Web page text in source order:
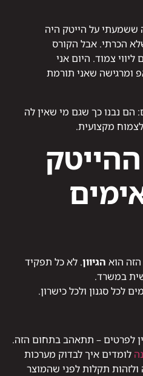
על הייטק היה
הכרתי. אבל הקורס
צמוד. היום אני
ומרגישה שאני תורמת
הם נבנו כך שגם מי שאין לה
מקצועית.
הוא הגיוון. לא כל תפקיד
במשרד.
סגנון ולכל כישרון.
לפרטים – תתאהב בתחום הזה.
לומדים איך לבדוק מערכות
ולזהות תקלות לפני שהמוצר